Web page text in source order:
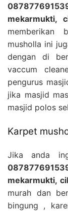
mekarmukti,
memberikan
musholla ini
dengan di
vaccum
pengurus
jika masjid
masjid polos
Karpet
Jika anda
mekarmukti,
murah dan
bingung ,